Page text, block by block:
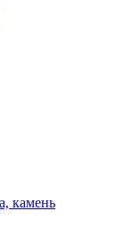
камень